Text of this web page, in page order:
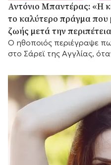
Αντόνιο Μπαντέρας: «Η
το καλύτερο πράγμα
ζωής μετά την
Ο ηθοποιός περιέγραψε πως βρισκόταν στο σπίτι του
στο Σάρεϊ της Αγγλίας,